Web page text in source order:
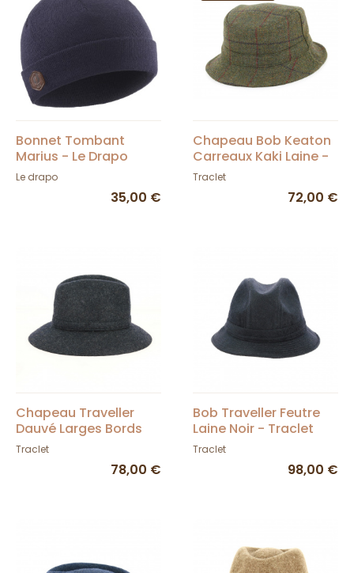
Bonnet Tombant
Marius - Le Drapo
Le drapo
35,00 €
Chapeau Bob Keaton
Carreaux Kaki Laine -
City Sport
Traclet
72,00 €
Chapeau Traveller
Dauvé Larges Bords
Feutre Laine - Traclet
Traclet
78,00 €
Bob Traveller Feutre
Laine Noir - Traclet
Traclet
98,00 €